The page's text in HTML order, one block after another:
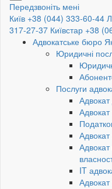
Передзвоніть мені
Київ +38 (044) 333-60-44
317-27-37 Київстар +38
Адвокатське бюро
Юридичні
Послуги
Адвокат
Адвокат
Адвокат
IT
Адвокат